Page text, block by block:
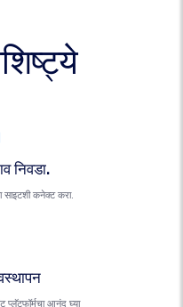
निवडा.
साइटशी कनेक्ट करा.
आनंद घ्या